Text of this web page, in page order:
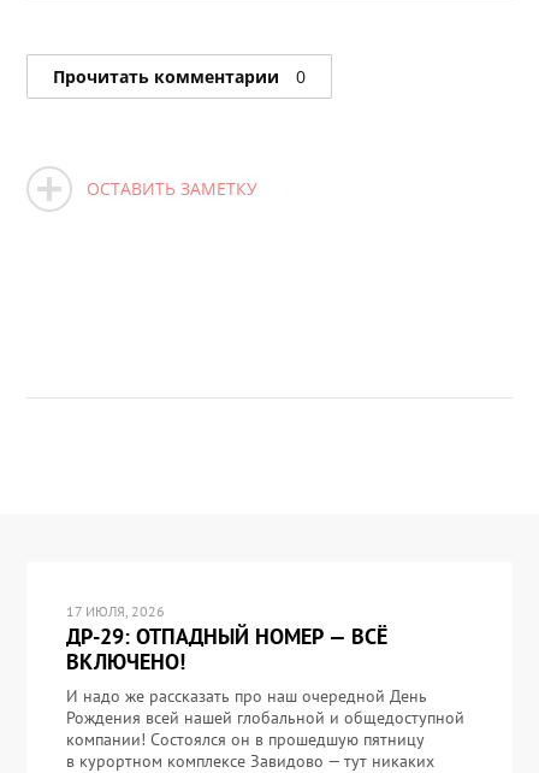
Прочитать комментарии 0
ОСТАВИТЬ ЗАМЕТКУ
17 ИЮЛЯ, 2026
ДР-29: ОТПАДНЫЙ НОМЕР — ВСЁ
ВКЛЮЧЕНО!
И надо же рассказать про наш очередной День
Рождения всей нашей глобальной и общедоступной
компании! Состоялся он в прошедшую пятницу
в курортном комплексе Завидово — тут никаких